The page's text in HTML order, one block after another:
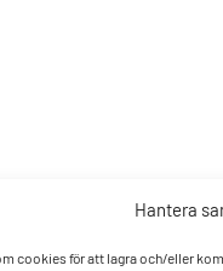
Hantera
cookies för att lagra och/eller